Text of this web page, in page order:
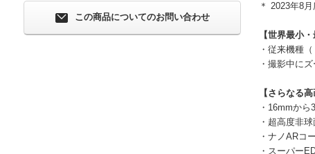
＊ 2023年8
【世界最小
・従来機種
・撮影中に
【さらなる
・16mmか
・超高度非
・ナノARコ
・スーパー
この商品についてのお問い合わせ